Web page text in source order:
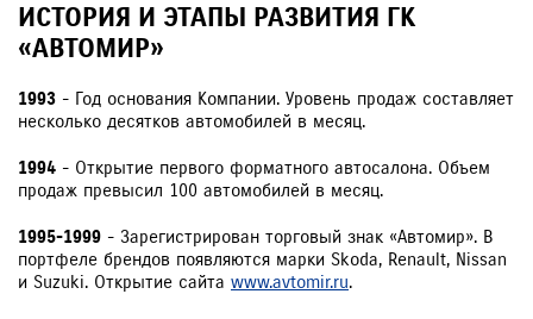
ИСТОРИЯ И ЭТАПЫ РАЗВИТИЯ ГК
«АВТОМИР»
1993 - Год основания Компании. Уровень продаж составляет
несколько десятков автомобилей в месяц.
1994 - Открытие первого форматного автосалона. Объем
продаж превысил 100 автомобилей в месяц.
1995-1999 - Зарегистрирован торговый знак «Автомир». В
портфеле брендов появляются марки Skoda, Renault, Nissan
и Suzuki. Открытие сайта www.avtomir.ru.